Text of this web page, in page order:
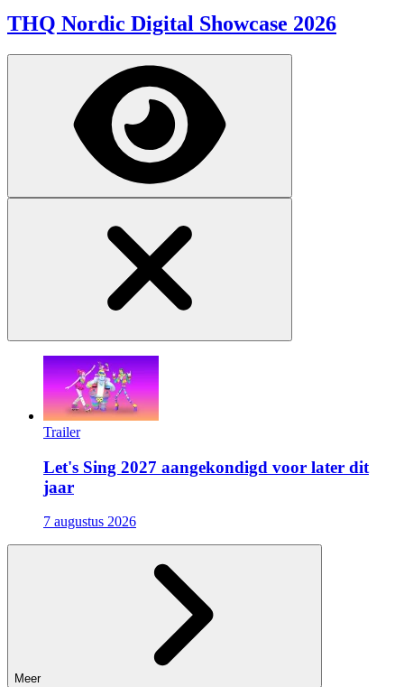
THQ Nordic Digital Showcase 2026
Trailer
Let's Sing 2027 aangekondigd voor later dit
jaar
7 augustus 2026
Meer